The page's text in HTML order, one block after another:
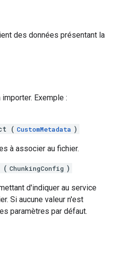
des données présentant la
importer. Exemple :
( CustomMetadata )
à associer au fichier.
( ChunkingConfig )
d'indiquer au service
Si aucune valeur n'est
paramètres par défaut.